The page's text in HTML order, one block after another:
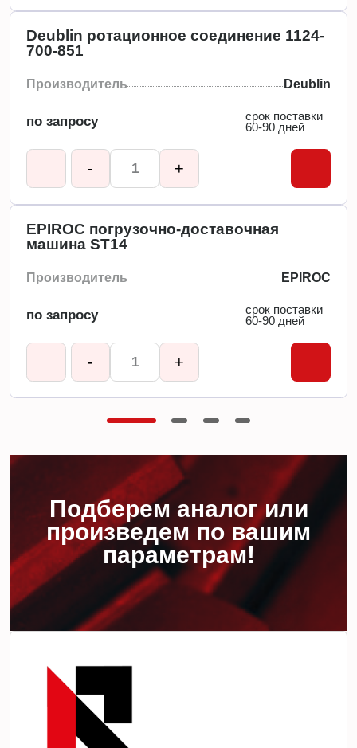
Deublin ротационное соединение 1124-
700-851
Производитель Deublin
по запросу
срок поставки
60-90 дней
- +
EPIROC погрузочно-доставочная
машина ST14
Производитель EPIROC
по запросу
срок поставки
60-90 дней
- +
Подберем аналог или
произведем по вашим
параметрам!